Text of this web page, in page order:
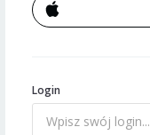
Login